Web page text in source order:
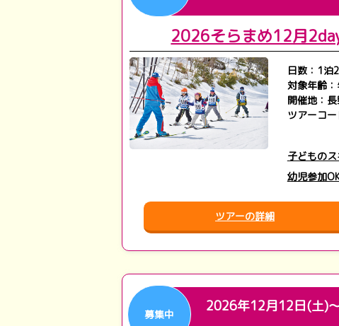
2026そらまめ12月
日数：1泊
対象年齢
開催地：
ツアーコ
子どもの
幼児参加
ツアーの詳細
募集中 2026年12月12日(土)